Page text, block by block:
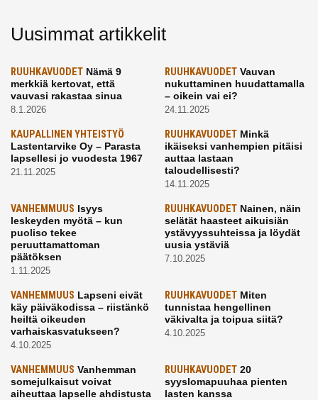
Uusimmat artikkelit
RUUHKAVUODET Nämä 9
merkkiä kertovat, että
vauvasi rakastaa sinua
8.1.2026
RUUHKAVUODETVauvan
nukuttaminen huudattamalla
– oikein vai ei?
24.11.2025
KAUPALLINEN YHTEISTYÖ
Lastentarvike Oy – Parasta
lapsellesi jo vuodesta 1967
21.11.2025
RUUHKAVUODETMinkä
ikäiseksi vanhempien pitäisi
auttaa lastaan
taloudellisesti?
14.11.2025
VANHEMMUUS Isyys
leskeyden myötä – kun
puoliso tekee
peruuttamattoman
päätöksen
1.11.2025
RUUHKAVUODETNainen, näin
selätät haasteet aikuisiän
ystävyyssuhteissa ja löydät
uusia ystäviä
7.10.2025
VANHEMMUUS Lapseni eivät
käy päiväkodissa – riistänkö
heiltä oikeuden
varhaiskasvatukseen?
4.10.2025
RUUHKAVUODETMiten
tunnistaa hengellinen
väkivalta ja toipua siitä?
4.10.2025
VANHEMMUUS Vanhemman
somejulkaisut voivat
aiheuttaa lapselle ahdistusta
RUUHKAVUODET20
syyslomapuuhaa pienten
lasten kanssa